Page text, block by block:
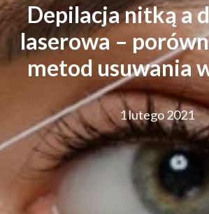
Depilacja nitką a
laserowa –
metod usuwania
1 lutego 2021